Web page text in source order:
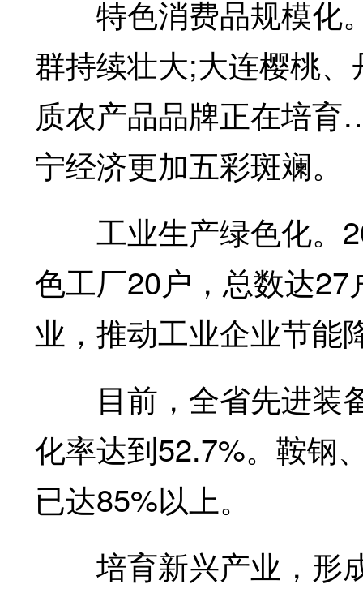
特色消费品规模化
群持续壮大;大连樱桃
质农产品品牌正在培
宁经济更加五彩斑斓。
工业生产绿色化。
色工厂20户，总数达
业，推动工业企业节能
目前，全省先进装
化率达到52.7%。鞍钢
已达85%以上。
培育新兴产业，形